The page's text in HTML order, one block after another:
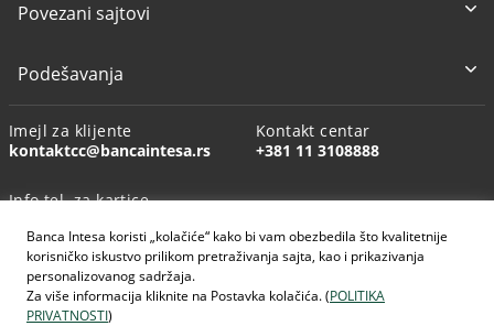
Banca Intesa koristi „kolačiće“ kako bi vam obezbedila što kvalitetnije
korisničko iskustvo prilikom pretraživanja sajta, kao i prikazivanja
personalizovanog sadržaja.
Za više informacija kliknite na Postavka kolačića. (POLITIKA
PRIVATNOSTI)
Povezani sajtovi
Podešavanja
Imejl za klijente
kontaktcc@bancaintesa.rs
Kontakt centar
+381 11 3108888
Info tel. za kartice